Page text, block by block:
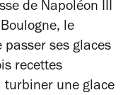
de Napoléon III
le
passer ses glaces
recettes
turbiner une glace